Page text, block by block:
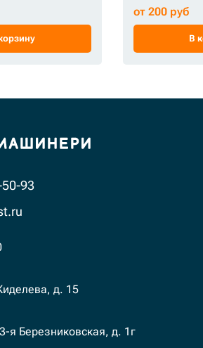
от 200 руб
В
93
д. 15
я Березниковская, д. 1г